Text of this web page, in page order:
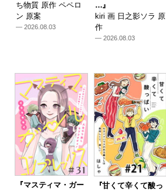
ち物質 原作 ペペロ
ン 原案
— 2026.08.03
…』
kiri 画 日之影ソラ 原
作
— 2026.08.03
『マスティマ・ガー
『甘くて辛くて酸っ